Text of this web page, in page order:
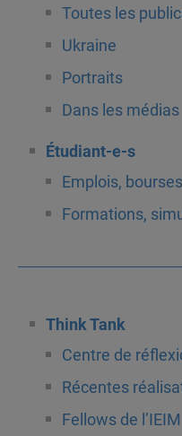
Toutes les
Ukraine
Portraits
Dans les médias
Étudiant-e-s
Emplois,
Formations,
Think Tank
Centre de
Récentes
Fellows de l’IEIM